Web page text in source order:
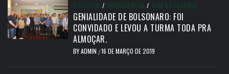
POLÍTICA / PRESIDÊNCIA / SEM CATEGORIA
GENIALIDADE DE BOLSONARO: FOI
CONVIDADO E LEVOU A TURMA TODA PRA
ALMOÇAR.
BYADMIN /16 DE MARÇO DE 2019